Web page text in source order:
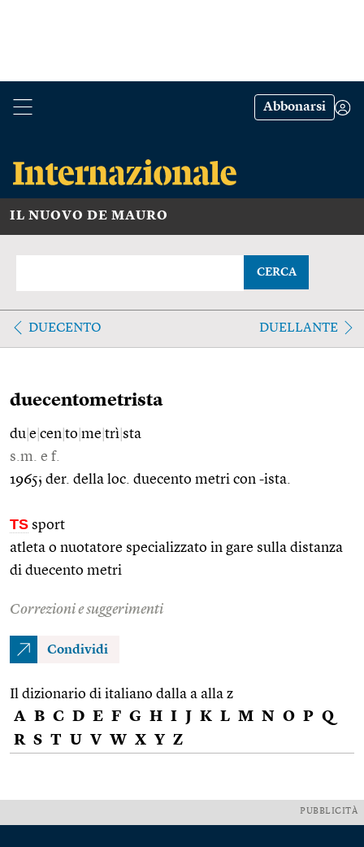
Abbonarsi
IL NUOVO DE MAURO
CERCA
DUECENTO DUELLANTE
duecentometrista
du e cen to me trì sta
s.m. e f.
1965; der. della loc. duecento metri con -ista.
TS sport
atleta o nuotatore specializzato in gare sulla distanza
di duecento metri
Correzioni e suggerimenti
Condividi
Il dizionario di italiano dalla a alla z
A B C D E F G H I J K L M N O P Q
R S T U V W X Y Z
PUBBLICITÀ